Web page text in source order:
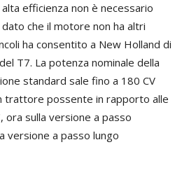
efficienza non è necessario
che il motore non ha altri
ha consentito a New Holland di
T7. La potenza nominale della
standard sale fino a 180 CV
trattore possente in rapporto alle
ora sulla versione a passo
versione a passo lungo